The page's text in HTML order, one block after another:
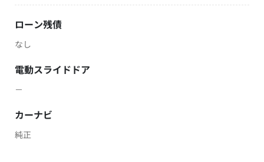
ローン残債
なし
電動スライドドア
－
カーナビ
純正